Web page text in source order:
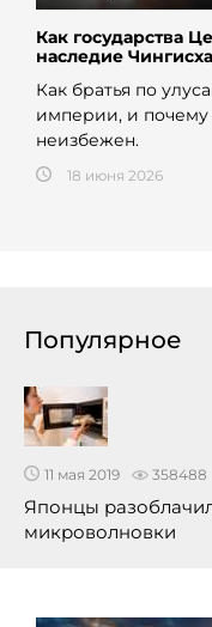
Как государства
наследие
Как братья по
империи, и почему
неизбежен.
18 июня 2026
Популярное
11 мая 2019 358488
Японцы
микроволновки